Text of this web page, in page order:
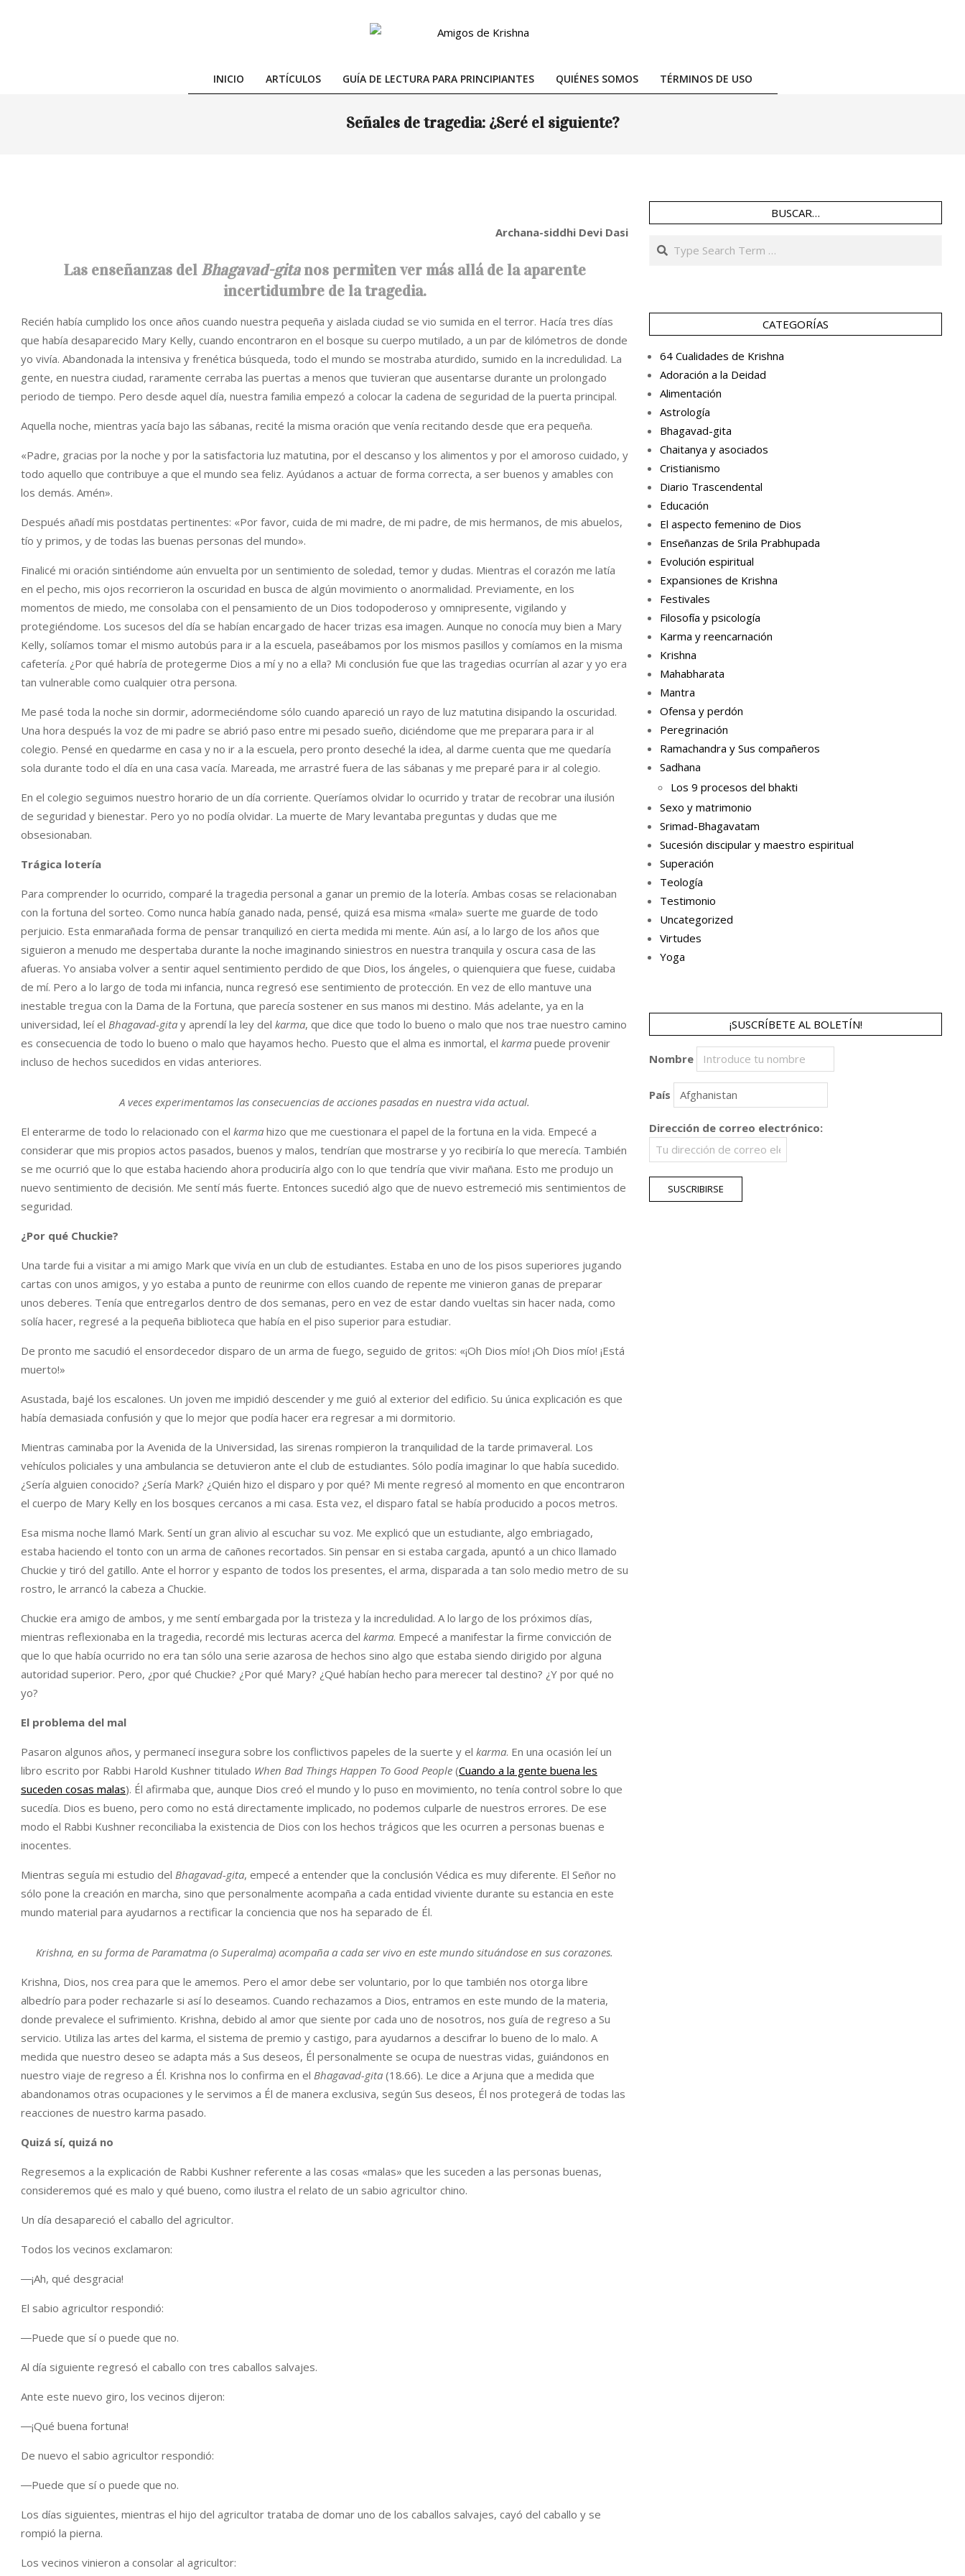
Primary
Menu
INICIO ARTÍCULOS GUÍA DE LECTURA PARA PRINCIPIANTES QUIÉNES SOMOS TÉRMINOS DE USO
Señales de tragedia: ¿Seré el siguiente?
Archana-siddhi Devi Dasi
Las enseñanzas del Bhagavad-gitanos permiten ver más allá de la aparente
incertidumbre de la tragedia.
Recién había cumplido los once años cuando nuestra pequeña y aislada ciudad se vio sumida en el terror. Hacía tres días
que había desaparecido Mary Kelly, cuando encontraron en el bosque su cuerpo mutilado, a un par de kilómetros de donde
yo vivía. Abandonada la intensiva y frenética búsqueda, todo el mundo se mostraba aturdido, sumido en la incredulidad. La
gente, en nuestra ciudad, raramente cerraba las puertas a menos que tuvieran que ausentarse durante un prolongado
periodo de tiempo. Pero desde aquel día, nuestra familia empezó a colocar la cadena de seguridad de la puerta principal.
Aquella noche, mientras yacía bajo las sábanas, recité la misma oración que venía recitando desde que era pequeña.
«Padre, gracias por la noche y por la satisfactoria luz matutina, por el descanso y los alimentos y por el amoroso cuidado, y
todo aquello que contribuye a que el mundo sea feliz. Ayúdanos a actuar de forma correcta, a ser buenos y amables con
los demás. Amén».
Después añadí mis postdatas pertinentes: «Por favor, cuida de mi madre, de mi padre, de mis hermanos, de mis abuelos,
tío y primos, y de todas las buenas personas del mundo».
Finalicé mi oración sintiéndome aún envuelta por un sentimiento de soledad, temor y dudas. Mientras el corazón me latía
en el pecho, mis ojos recorrieron la oscuridad en busca de algún movimiento o anormalidad. Previamente, en los
momentos de miedo, me consolaba con el pensamiento de un Dios todopoderoso y omnipresente, vigilando y
protegiéndome. Los sucesos del día se habían encargado de hacer trizas esa imagen. Aunque no conocía muy bien a Mary
Kelly, solíamos tomar el mismo autobús para ir a la escuela, paseábamos por los mismos pasillos y comíamos en la misma
cafetería. ¿Por qué habría de protegerme Dios a mí y no a ella? Mi conclusión fue que las tragedias ocurrían al azar y yo era
tan vulnerable como cualquier otra persona.
Me pasé toda la noche sin dormir, adormeciéndome sólo cuando apareció un rayo de luz matutina disipando la oscuridad.
Una hora después la voz de mi padre se abrió paso entre mi pesado sueño, diciéndome que me preparara para ir al
colegio. Pensé en quedarme en casa y no ir a la escuela, pero pronto deseché la idea, al darme cuenta que me quedaría
sola durante todo el día en una casa vacía. Mareada, me arrastré fuera de las sábanas y me preparé para ir al colegio.
En el colegio seguimos nuestro horario de un día corriente. Queríamos olvidar lo ocurrido y tratar de recobrar una ilusión
de seguridad y bienestar. Pero yo no podía olvidar. La muerte de Mary levantaba preguntas y dudas que me
obsesionaban.
Trágica lotería
Para comprender lo ocurrido, comparé la tragedia personal a ganar un premio de la lotería. Ambas cosas se relacionaban
con la fortuna del sorteo. Como nunca había ganado nada, pensé, quizá esa misma «mala» suerte me guarde de todo
perjuicio. Esta enmarañada forma de pensar tranquilizó en cierta medida mi mente. Aún así, a lo largo de los años que
siguieron a menudo me despertaba durante la noche imaginando siniestros en nuestra tranquila y oscura casa de las
afueras. Yo ansiaba volver a sentir aquel sentimiento perdido de que Dios, los ángeles, o quienquiera que fuese, cuidaba
de mí. Pero a lo largo de toda mi infancia, nunca regresó ese sentimiento de protección. En vez de ello mantuve una
inestable tregua con la Dama de la Fortuna, que parecía sostener en sus manos mi destino. Más adelante, ya en la
universidad, leí el Bhagavad-gita y aprendí la ley del karma, que dice que todo lo bueno o malo que nos trae nuestro camino
es consecuencia de todo lo bueno o malo que hayamos hecho. Puesto que el alma es inmortal, el karma puede provenir
incluso de hechos sucedidos en vidas anteriores.
A veces experimentamos las consecuencias de acciones pasadas en nuestra vida actual.
El enterarme de todo lo relacionado con el karma hizo que me cuestionara el papel de la fortuna en la vida. Empecé a
considerar que mis propios actos pasados, buenos y malos, tendrían que mostrarse y yo recibiría lo que merecía. También
se me ocurrió que lo que estaba haciendo ahora produciría algo con lo que tendría que vivir mañana. Esto me produjo un
nuevo sentimiento de decisión. Me sentí más fuerte. Entonces sucedió algo que de nuevo estremeció mis sentimientos de
seguridad.
¿Por qué Chuckie?
Una tarde fui a visitar a mi amigo Mark que vivía en un club de estudiantes. Estaba en uno de los pisos superiores jugando
cartas con unos amigos, y yo estaba a punto de reunirme con ellos cuando de repente me vinieron ganas de preparar
unos deberes. Tenía que entregarlos dentro de dos semanas, pero en vez de estar dando vueltas sin hacer nada, como
solía hacer, regresé a la pequeña biblioteca que había en el piso superior para estudiar.
De pronto me sacudió el ensordecedor disparo de un arma de fuego, seguido de gritos: «¡Oh Dios mío! ¡Oh Dios mío! ¡Está
muerto!»
Asustada, bajé los escalones. Un joven me impidió descender y me guió al exterior del edificio. Su única explicación es que
había demasiada confusión y que lo mejor que podía hacer era regresar a mi dormitorio.
Mientras caminaba por la Avenida de la Universidad, las sirenas rompieron la tranquilidad de la tarde primaveral. Los
vehículos policiales y una ambulancia se detuvieron ante el club de estudiantes. Sólo podía imaginar lo que había sucedido.
¿Sería alguien conocido? ¿Sería Mark? ¿Quién hizo el disparo y por qué? Mi mente regresó al momento en que encontraron
el cuerpo de Mary Kelly en los bosques cercanos a mi casa. Esta vez, el disparo fatal se había producido a pocos metros.
Esa misma noche llamó Mark. Sentí un gran alivio al escuchar su voz. Me explicó que un estudiante, algo embriagado,
estaba haciendo el tonto con un arma de cañones recortados. Sin pensar en si estaba cargada, apuntó a un chico llamado
Chuckie y tiró del gatillo. Ante el horror y espanto de todos los presentes, el arma, disparada a tan solo medio metro de su
rostro, le arrancó la cabeza a Chuckie.
Chuckie era amigo de ambos, y me sentí embargada por la tristeza y la incredulidad. A lo largo de los próximos días,
mientras reflexionaba en la tragedia, recordé mis lecturas acerca del karma. Empecé a manifestar la firme convicción de
que lo que había ocurrido no era tan sólo una serie azarosa de hechos sino algo que estaba siendo dirigido por alguna
autoridad superior. Pero, ¿por qué Chuckie? ¿Por qué Mary? ¿Qué habían hecho para merecer tal destino? ¿Y por qué no
yo?
El problema del mal
Pasaron algunos años, y permanecí insegura sobre los conflictivos papeles de la suerte y el karma. En una ocasión leí un
libro escrito por Rabbi Harold Kushner titulado When Bad Things Happen To Good People (Cuando a la gente buena les
suceden cosas malas). Él afirmaba que, aunque Dios creó el mundo y lo puso en movimiento, no tenía control sobre lo que
sucedía. Dios es bueno, pero como no está directamente implicado, no podemos culparle de nuestros errores. De ese
modo el Rabbi Kushner reconciliaba la existencia de Dios con los hechos trágicos que les ocurren a personas buenas e
inocentes.
Mientras seguía mi estudio del Bhagavad-gita, empecé a entender que la conclusión Védica es muy diferente. El Señor no
sólo pone la creación en marcha, sino que personalmente acompaña a cada entidad viviente durante su estancia en este
mundo material para ayudarnos a rectificar la conciencia que nos ha separado de Él.
Krishna, en su forma de Paramatma (o Superalma) acompaña a cada ser vivo en este mundo situándose en sus corazones.
Krishna, Dios, nos crea para que le amemos. Pero el amor debe ser voluntario, por lo que también nos otorga libre
albedrío para poder rechazarle si así lo deseamos. Cuando rechazamos a Dios, entramos en este mundo de la materia,
donde prevalece el sufrimiento. Krishna, debido al amor que siente por cada uno de nosotros, nos guía de regreso a Su
servicio. Utiliza las artes del karma, el sistema de premio y castigo, para ayudarnos a descifrar lo bueno de lo malo. A
medida que nuestro deseo se adapta más a Sus deseos, Él personalmente se ocupa de nuestras vidas, guiándonos en
nuestro viaje de regreso a Él. Krishna nos lo confirma en el Bhagavad-gita (18.66). Le dice a Arjuna que a medida que
abandonamos otras ocupaciones y le servimos a Él de manera exclusiva, según Sus deseos, Él nos protegerá de todas las
reacciones de nuestro karma pasado.
Quizá sí, quizá no
Regresemos a la explicación de Rabbi Kushner referente a las cosas «malas» que les suceden a las personas buenas,
consideremos qué es malo y qué bueno, como ilustra el relato de un sabio agricultor chino.
Un día desapareció el caballo del agricultor.
Todos los vecinos exclamaron:
―¡Ah, qué desgracia!
El sabio agricultor respondió:
―Puede que sí o puede que no.
Al día siguiente regresó el caballo con tres caballos salvajes.
Ante este nuevo giro, los vecinos dijeron:
―¡Qué buena fortuna!
De nuevo el sabio agricultor respondió:
―Puede que sí o puede que no.
Los días siguientes, mientras el hijo del agricultor trataba de domar uno de los caballos salvajes, cayó del caballo y se
rompió la pierna.
Los vecinos vinieron a consolar al agricultor:
BUSCAR…
Search
CATEGORÍAS
64 Cualidades de Krishna
Adoración a la Deidad
Alimentación
Astrología
Bhagavad-gita
Chaitanya y asociados
Cristianismo
Diario Trascendental
Educación
El aspecto femenino de Dios
Enseñanzas de Srila Prabhupada
Evolución espiritual
Expansiones de Krishna
Festivales
Filosofía y psicología
Karma y reencarnación
Krishna
Mahabharata
Mantra
Ofensa y perdón
Peregrinación
Ramachandra y Sus compañeros
Sadhana
Los 9 procesos del bhakti
Sexo y matrimonio
Srimad-Bhagavatam
Sucesión discipular y maestro espiritual
Superación
Teología
Testimonio
Uncategorized
Virtudes
Yoga
¡SUSCRÍBETE AL BOLETÍN!
Nombre
País
Dirección de correo electrónico: